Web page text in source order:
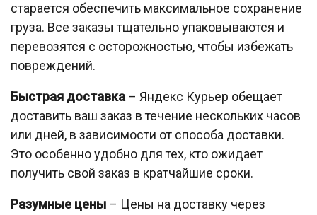
старается обеспечить максимальное сохранение
груза. Все заказы тщательно упаковываются и
перевозятся с осторожностью, чтобы избежать
повреждений.
Быстрая доставка– Яндекс Курьер обещает
доставить ваш заказ в течение нескольких часов
или дней, в зависимости от способа доставки.
Это особенно удобно для тех, кто ожидает
получить свой заказ в кратчайшие сроки.
Разумные цены – Цены на доставку через